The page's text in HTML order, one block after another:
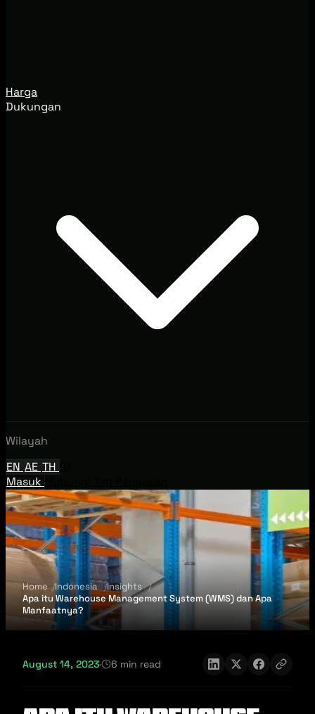
Harga
Dukungan
Wilayah
EN AE TH
Masuk
Home Indonesia
Insights
Apa itu Warehouse Management System (WMS) dan Apa
Manfaatnya?
August 14, 2023· 6 min read